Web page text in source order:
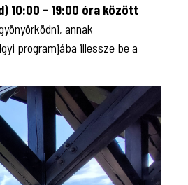
10:00 - 19:00 óra között
annak
programjába illessze be a